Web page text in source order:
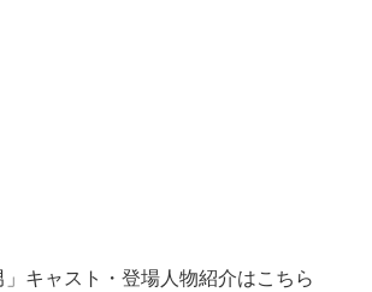
」キャスト・登場人物紹介はこちら